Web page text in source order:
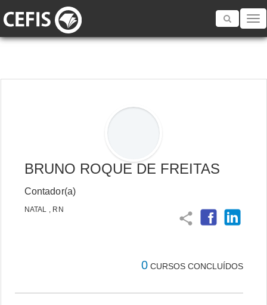
Toggle
BRUNO ROQUE DE FREITAS
Contador(a)
NATAL , RN
share
0 CURSOS CONCLUÍDOS